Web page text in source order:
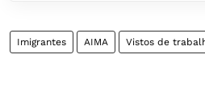
Imigrantes AIMA Vistos de